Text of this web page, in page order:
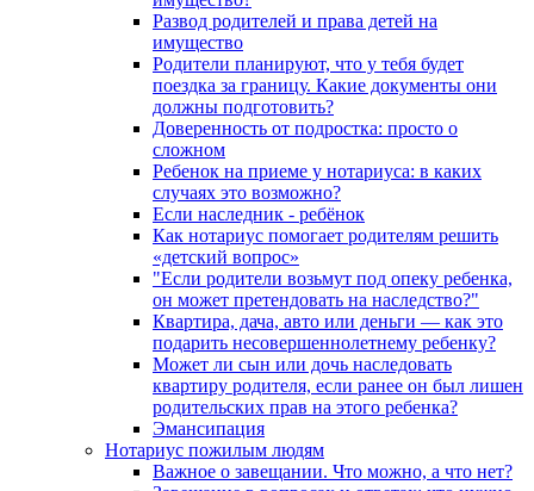
Развод родителей и права детей на
имущество
Родители планируют, что у тебя будет
поездка за границу. Какие документы они
должны подготовить?
Доверенность от подростка: просто о
сложном
Ребенок на приеме у нотариуса: в каких
случаях это возможно?
Если наследник - ребёнок
Как нотариус помогает родителям решить
«детский вопрос»
"Если родители возьмут под опеку ребенка,
он может претендовать на наследство?"
Квартира, дача, авто или деньги — как это
подарить несовершеннолетнему ребенку?
Может ли сын или дочь наследовать
квартиру родителя, если ранее он был лишен
родительских прав на этого ребенка?
Эмансипация
Нотариус пожилым людям
Важное о завещании. Что можно, а что нет?